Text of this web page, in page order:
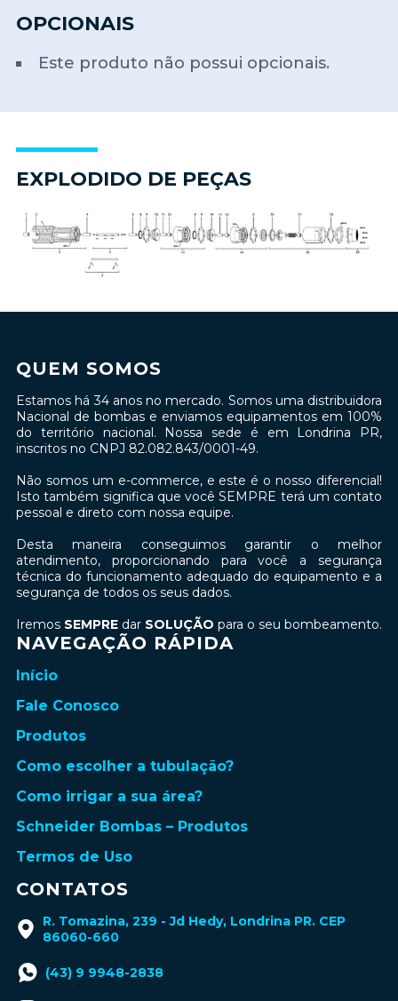
OPCIONAIS
Este produto não possui opcionais.
EXPLODIDO DE PEÇAS
QUEM SOMOS
Estamos há 34 anos no mercado. Somos uma distribuidora
Nacional de bombas e enviamos equipamentos em 100%
do território nacional. Nossa sede é em Londrina PR,
inscritos no CNPJ 82.082.843/0001-49.
Não somos um e-commerce, e este é o nosso diferencial!
Isto também significa que você SEMPRE terá um contato
pessoal e direto com nossa equipe.
Desta maneira conseguimos garantir o melhor
atendimento, proporcionando para você a segurança
técnica do funcionamento adequado do equipamento e a
segurança de todos os seus dados.
Iremos SEMPRE dar SOLUÇÃO para o seu bombeamento.
NAVEGAÇÃO RÁPIDA
Início
Fale Conosco
Produtos
Como escolher a tubulação?
Como irrigar a sua área?
Schneider Bombas – Produtos
Termos de Uso
CONTATOS
R. Tomazina, 239 - Jd Hedy, Londrina PR. CEP
86060-660
(43) 9 9948-2838